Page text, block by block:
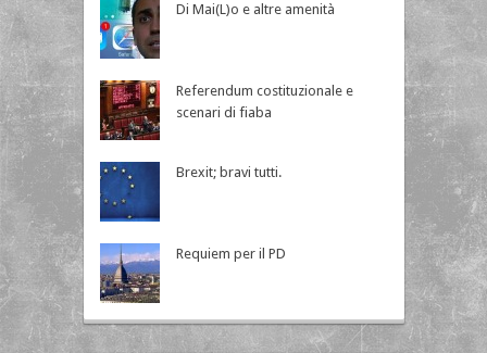
Di Mai(L)o e altre amenità
Referendum costituzionale e
scenari di fiaba
Brexit; bravi tutti.
Requiem per il PD